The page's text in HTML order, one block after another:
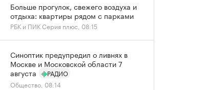
Больше прогулок, свежего воздуха и
отдыха: квартиры рядом с парками
РБК и ПИК Серия плюс, 08:15
Синоптик предупредил о ливнях в
Москве и Московской области 7
августа
РАДИО
Общество, 08:14